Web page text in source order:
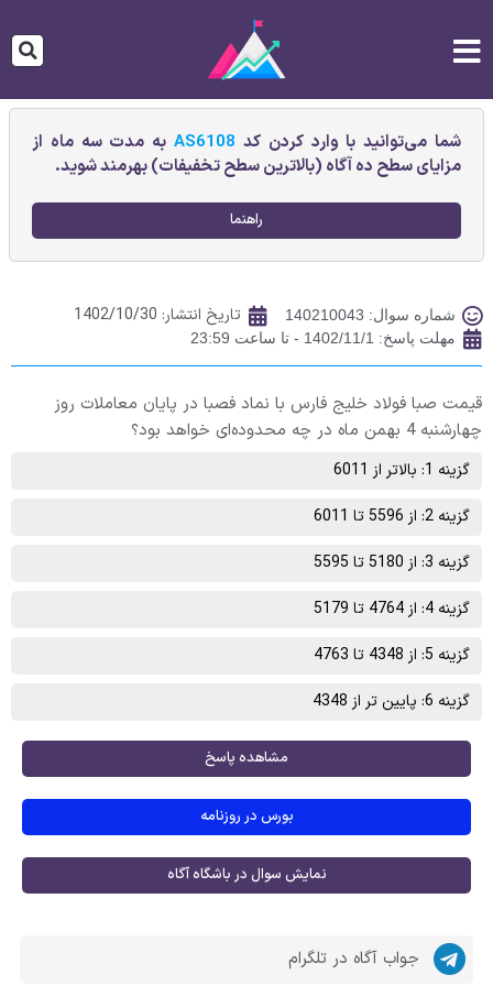
شما می‌توانید با وارد کردن کد AS6108به مدت سه ماه از
مزایای سطح ده آگاه (بالاترین سطح تخفیفات) بهرمند شوید.
راهنما
شماره سوال: 140210043 تاریخ انتشار: 1402/10/30
مهلت پاسخ: 1402/11/1 - تا ساعت 23:59
قیمت صبا فولاد خليج فارس با نماد فصبا در پایان معاملات روز
چهارشنبه 4 بهمن ماه در چه محدوده‌ای خواهد بود؟
گزینه 1: بالاتر از 6011
گزینه 2: از 5596 تا 6011
گزینه 3: از 5180 تا 5595
گزینه 4: از 4764 تا 5179
گزینه 5: از 4348 تا 4763
گزینه 6: پایین تر از 4348
مشاهده پاسخ
بورس در روزنامه
نمایش سوال در باشگاه آگاه
جواب آگاه در تلگرام